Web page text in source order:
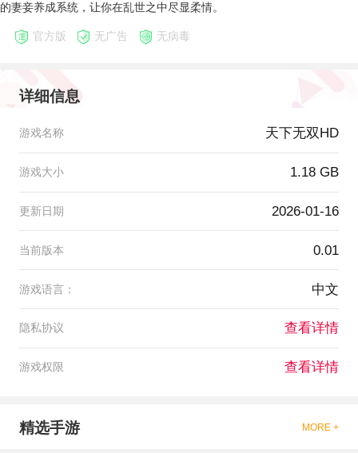
的妻妾养成系统，让你在乱世之中尽显柔情。
官方版 无广告 无病毒
详细信息
游戏名称 天下无双HD
游戏大小 1.18 GB
更新日期 2026-01-16
当前版本 0.01
游戏语言： 中文
隐私协议 查看详情
游戏权限 查看详情
精选手游 MORE +